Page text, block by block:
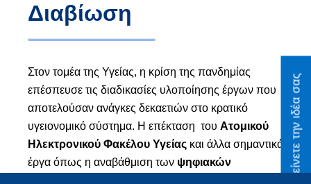
Προτείνετε την ιδέα σας
Άξονες
Παρέμβασης
Οικονομίας
Αποτίμηση
Ψηφιακή
Δεκαετία
Προτείνετε
Διαβίωση
Στον τομέα της Υγείας, η κρίση της πανδημίας
επέσπευσε τις διαδικασίες υλοποίησης έργων που
αποτελούσαν ανάγκες δεκαετιών στο κρατικό
υγειονομικό σύστημα. Η επέκταση του Ατομικού
Ηλεκτρονικού Φακέλου Υγείας και άλλα σημαντικά
έργα όπως η αναβάθμιση των ψηφιακών